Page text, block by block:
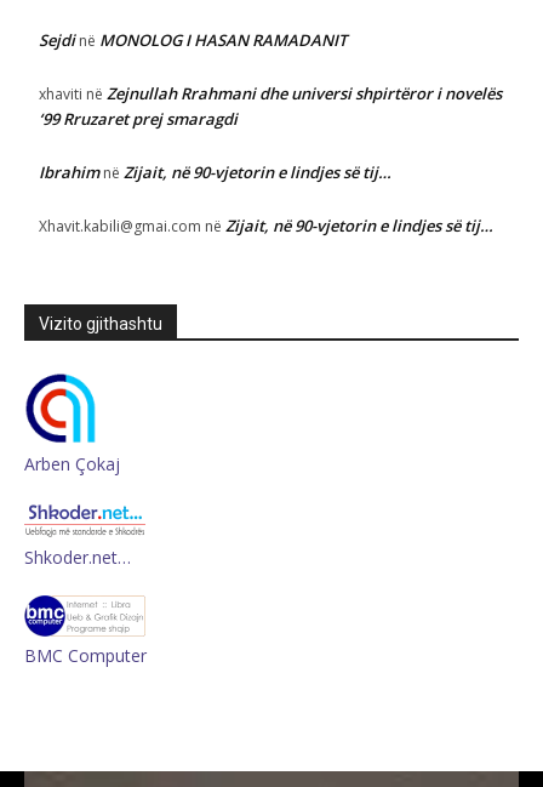
Sejdinë MONOLOG I HASAN RAMADANIT
xhaviti në Zejnullah Rrahmani dhe universi shpirtëror i novelës
‘99 Rruzaret prej smaragdi
Ibrahimnë Zijait, në 90-vjetorin e lindjes së tij…
Xhavit.kabili@gmai.com në Zijait, në 90-vjetorin e lindjes së tij…
Vizito gjithashtu
Arben Çokaj
Shkoder.net…
BMC Computer